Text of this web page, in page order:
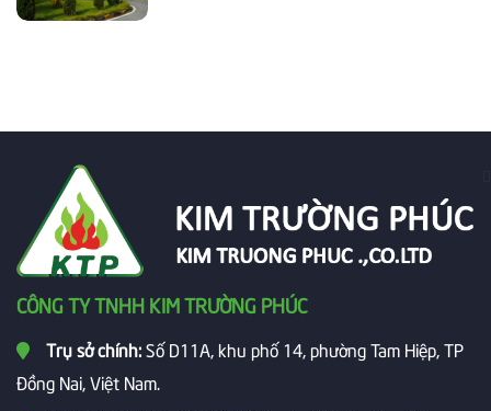
CÔNG TY TNHH KIM TRƯỜNG PHÚC
Trụ sở chính:Số D11A, khu phố 14, phường Tam Hiệp, TP
Đồng Nai, Việt Nam.